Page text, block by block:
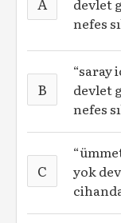
devlet
nefes
B
“saray
devlet
nefes
C
yok